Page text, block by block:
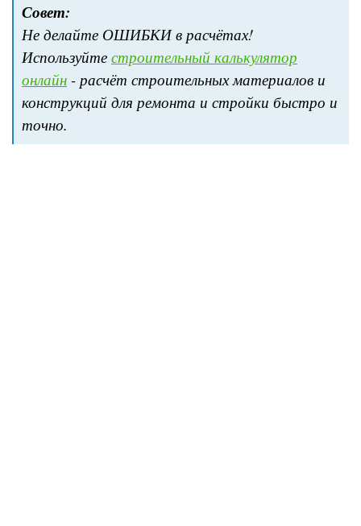
Совет:
Не делайте ОШИБКИ в расчётах!
Используйте строительный калькулятор
онлайн - расчёт строительных материалов и
конструкций для ремонта и стройки быстро и
точно.